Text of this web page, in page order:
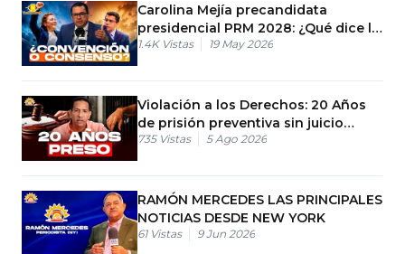
Carolina Mejía precandidata
presidencial PRM 2028: ¿Qué dice la
ley?
1.4K Vistas 19 May 2026
Violación a los Derechos: 20 Años
de prisión preventiva sin juicio
previo
735 Vistas 5 Ago 2026
RAMÓN MERCEDES LAS PRINCIPALES
NOTICIAS DESDE NEW YORK
61 Vistas 9 Jun 2026